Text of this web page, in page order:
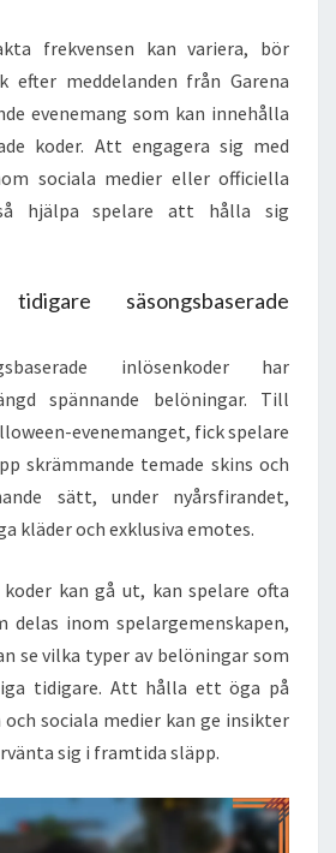
frekvensen kan variera, bör
efter meddelanden från Garena
evenemang som kan innehålla
koder. Att engagera sig med
sociala medier eller officiella
hjälpa spelare att hålla sig
säsongsbaserade
inlösenkoder har
spännande belöningar. Till
evenemanget, fick spelare
skrämmande temade skins och
sätt, under nyårsfirandet,
kläder och exklusiva emotes.
kan gå ut, kan spelare ofta
delas inom spelargemenskapen,
se vilka typer av belöningar som
tidigare. Att hålla ett öga på
sociala medier kan ge insikter
sig i framtida släpp.